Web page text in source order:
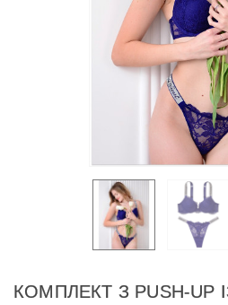
КОМПЛЕКТ З PUSH-UP